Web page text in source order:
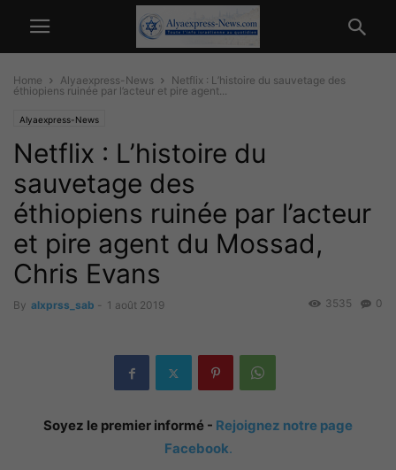
Home Alyaexpress-News
Netflix : L’histoire du sauvetage des
éthiopiens ruinée par l’acteur et pire agent...
Alyaexpress-News
Netflix : L’histoire du
sauvetage des
éthiopiens ruinée par l’acteur
et pire agent du Mossad,
Chris Evans
By alxprss_sab - 1 août 2019 0
3535
Soyez le premier informé - Rejoignez notre page
Facebook.